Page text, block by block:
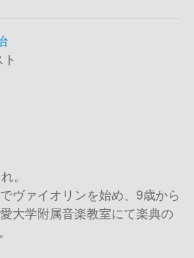
。
ヴァイオリンを始め、9歳から
大学附属音楽教室にて楽典の